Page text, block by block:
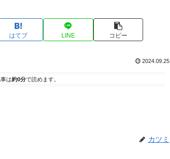
はてブ LINE コピー
2024.09.25
は約0分で読めます。
カツミ